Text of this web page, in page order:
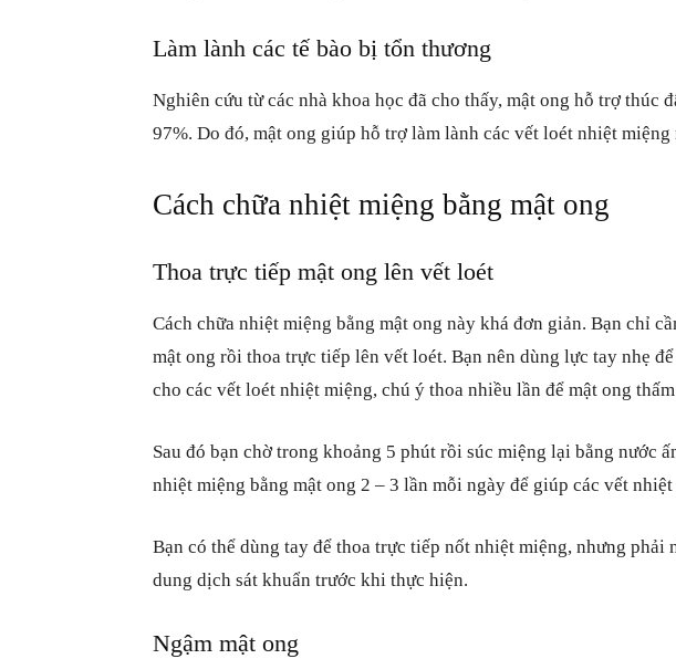
Làm lành các tế bào bị tổn thương
Nghiên cứu từ các nhà khoa học đã cho thấy, mật ong hỗ trợ thúc
97%. Do đó, mật ong giúp hỗ trợ làm lành các vết loét nhiệt miệng
Cách chữa nhiệt miệng bằng mật ong
Thoa trực tiếp mật ong lên vết loét
Cách chữa nhiệt miệng bằng mật ong này khá đơn giản. Bạn chỉ
mật ong rồi thoa trực tiếp lên vết loét. Bạn nên dùng lực tay nhẹ
cho các vết loét nhiệt miệng, chú ý thoa nhiều lần để mật ong
Sau đó bạn chờ trong khoảng 5 phút rồi súc miệng lại bằng nước
nhiệt miệng bằng mật ong 2 – 3 lần mỗi ngày để giúp các vết
Bạn có thể dùng tay để thoa trực tiếp nốt nhiệt miệng, nhưng phải
dung dịch sát khuẩn trước khi thực hiện.
Ngậm mật ong